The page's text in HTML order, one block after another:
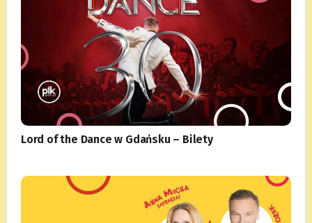
Lord of the Dance w Gdańsku – Bilety